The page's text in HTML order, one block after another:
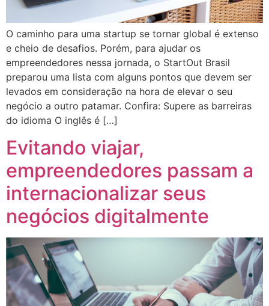
O caminho para uma startup se tornar global é extenso
e cheio de desafios. Porém, para ajudar os
empreendedores nessa jornada, o StartOut Brasil
preparou uma lista com alguns pontos que devem ser
levados em consideração na hora de elevar o seu
negócio a outro patamar. Confira: Supere as barreiras
do idioma O inglês é […]
Evitando viajar,
empreendedores passam a
internacionalizar seus
negócios digitalmente